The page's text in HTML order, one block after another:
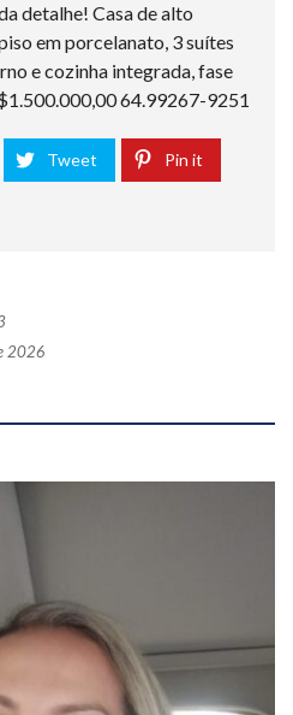
detalhe! Casa de alto
em porcelanato, 3 suítes
e cozinha integrada, fase
64.99267-9251
Tweet Pin it
2026